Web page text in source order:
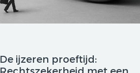
De ijzeren proeftijd:
Rechtszekerheid met een